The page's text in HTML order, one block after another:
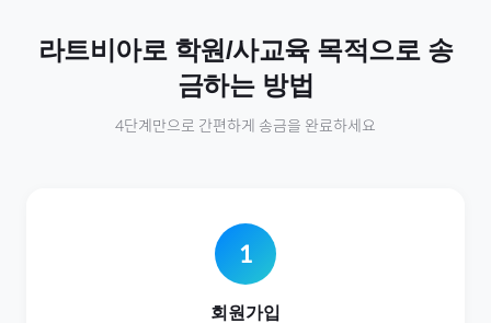
라트비아로 학원/사교육 목적으로 송
금하는 방법
4단계만으로 간편하게 송금을 완료하세요
1
회원가입